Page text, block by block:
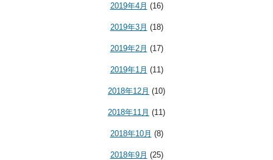
2019年4月 (16)
2019年3月 (18)
2019年2月 (17)
2019年1月 (11)
2018年12月 (10)
2018年11月 (11)
2018年10月 (8)
2018年9月 (25)